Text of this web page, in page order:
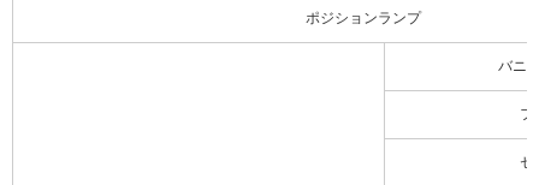
ポジションランプ
バニ
フ
セ